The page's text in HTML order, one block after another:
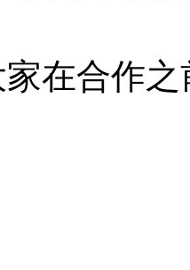
在合作